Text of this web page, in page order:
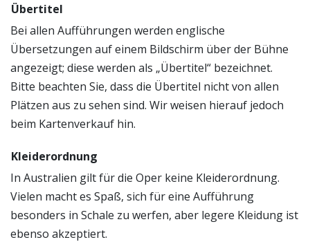
Übertitel
Bei allen Aufführungen werden englische
Übersetzungen auf einem Bildschirm über der Bühne
angezeigt; diese werden als „Übertitel“ bezeichnet.
Bitte beachten Sie, dass die Übertitel nicht von allen
Plätzen aus zu sehen sind. Wir weisen hierauf jedoch
beim Kartenverkauf hin.
Kleiderordnung
In Australien gilt für die Oper keine Kleiderordnung.
Vielen macht es Spaß, sich für eine Aufführung
besonders in Schale zu werfen, aber legere Kleidung ist
ebenso akzeptiert.